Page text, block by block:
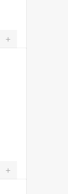
+
+